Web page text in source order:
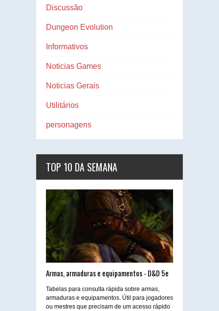
Discussão
Dungeon Evolution
Informativos
Noticias Games
Noticias Gerais
Utilitários
personagens
TOP 10 DA SEMANA
Armas, armaduras e equipamentos - D&D 5e
Tabelas para consulta rápida sobre armas,
armaduras e equipamentos. Útil para jogadores
ou mestres que precisam de um acesso rápido